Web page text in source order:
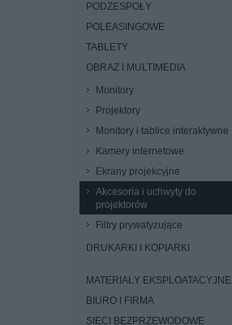
PODZESPOŁY
POLEASINGOWE
TABLETY
OBRAZ I MULTIMEDIA
Monitory
Projektory
Monitory i tablice interaktywne
Kamery internetowe
Ekrany projekcyjne
Akcesoria i uchwyty do
projektorów
Filtry prywatyzujące
DRUKARKI I KOPIARKI
MATERIAŁY EKSPLOATACYJNE
BIURO I FIRMA
SIECI BEZPRZEWODOWE